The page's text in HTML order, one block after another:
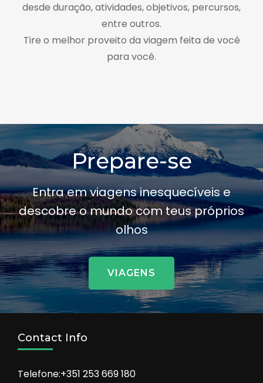
desde duração, atividades, objetivos, percursos,
entre outros.
Tire o melhor proveito da viagem feita de você
para você.
Prepare-se
Entra em viagens inesquecíveis e
descobre o mundo com teus próprios
olhos
VIAGENS
Contact Info
Telefone:+351 253 669 180